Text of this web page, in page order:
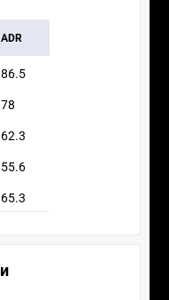
ADR
86.5
78
62.3
55.6
65.3